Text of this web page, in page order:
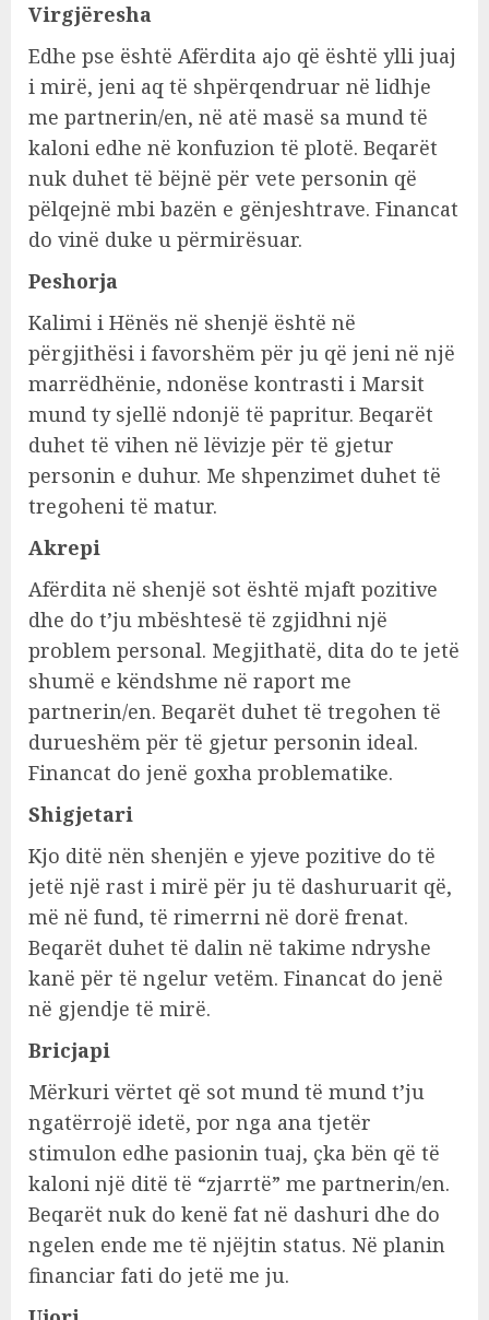
Virgjëresha
Edhe pse është Afërdita ajo që është ylli juaj
i mirë, jeni aq të shpërqendruar në lidhje
me partnerin/en, në atë masë sa mund të
kaloni edhe në konfuzion të plotë. Beqarët
nuk duhet të bëjnë për vete personin që
pëlqejnë mbi bazën e gënjeshtrave. Financat
do vinë duke u përmirësuar.
Peshorja
Kalimi i Hënës në shenjë është në
përgjithësi i favorshëm për ju që jeni në një
marrëdhënie, ndonëse kontrasti i Marsit
mund ty sjellë ndonjë të papritur. Beqarët
duhet të vihen në lëvizje për të gjetur
personin e duhur. Me shpenzimet duhet të
tregoheni të matur.
Akrepi
Afërdita në shenjë sot është mjaft pozitive
dhe do t’ju mbështesë të zgjidhni një
problem personal. Megjithatë, dita do te jetë
shumë e këndshme në raport me
partnerin/en. Beqarët duhet të tregohen të
durueshëm për të gjetur personin ideal.
Financat do jenë goxha problematike.
Shigjetari
Kjo ditë nën shenjën e yjeve pozitive do të
jetë një rast i mirë për ju të dashuruarit që,
më në fund, të rimerrni në dorë frenat.
Beqarët duhet të dalin në takime ndryshe
kanë për të ngelur vetëm. Financat do jenë
në gjendje të mirë.
Bricjapi
Mërkuri vërtet që sot mund të mund t’ju
ngatërrojë idetë, por nga ana tjetër
stimulon edhe pasionin tuaj, çka bën që të
kaloni një ditë të “zjarrtë” me partnerin/en.
Beqarët nuk do kenë fat në dashuri dhe do
ngelen ende me të njëjtin status. Në planin
financiar fati do jetë me ju.